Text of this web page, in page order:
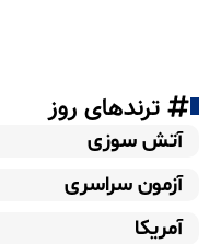
ترندهای روز
آتش سوزی
آزمون سراسری
آمریکا